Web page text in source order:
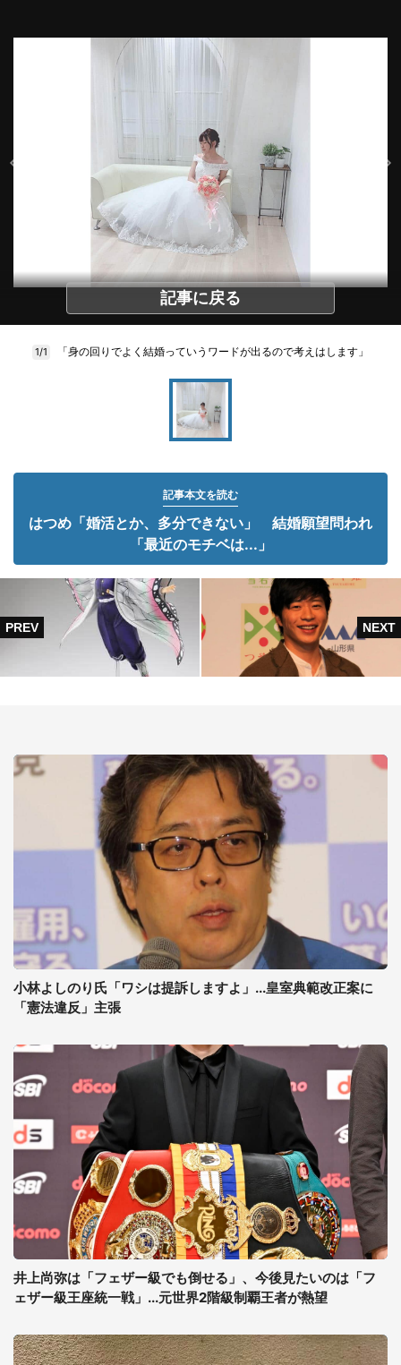
記事に戻る
1/1 「身の回りでよく結婚っていうワードが出るので考えはします」
記事本文を読む
はつめ「婚活とか、多分できない」 結婚願望問われ
「最近のモチベは...」
小林よしのり氏「ワシは提訴しますよ」...皇室典範改正案に
「憲法違反」主張
井上尚弥は「フェザー級でも倒せる」、今後見たいのは「フ
ェザー級王座統一戦」...元世界2階級制覇王者が熱望